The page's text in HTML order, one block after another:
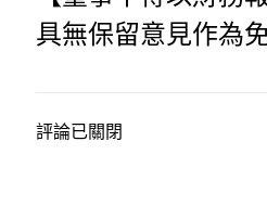
具無保留意見作為
評論已關閉